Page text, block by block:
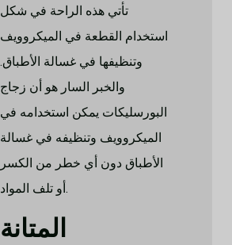
تأتي هذه الراحة في شكل
استخدام القطعة في الميكروويف
وتنظيفها في غسالة الأطباق.
والخبر السار هو أن زجاج
البورسليكات يمكن استخدامه في
الميكروويف وتنظيفه في غسالة
الأطباق دون أي خطر من الكسر
أو تلف المواد.
المتانة